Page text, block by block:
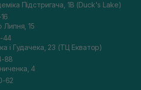
Підстригача, 1В (Duck's Lake)
Липня, 15
44
і Гудачека, 23 (ТЦ Екватор)
88
4
62